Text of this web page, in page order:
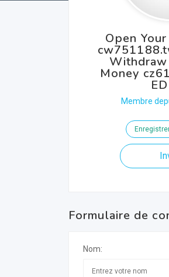
Open
Withdraw
Money
Membre
Formulaire de
Nom: